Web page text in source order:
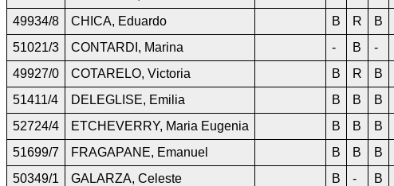
49934/8
CHICA, Eduardo B R B
51021/3
CONTARDI, Marina - B -
49927/0
COTARELO, Victoria B R B
51411/4
DELEGLISE, Emilia B B B
52724/4
ETCHEVERRY, Maria Eugenia B B B
51699/7
FRAGAPANE, Emanuel B B B
50349/1
GALARZA, Celeste B - B